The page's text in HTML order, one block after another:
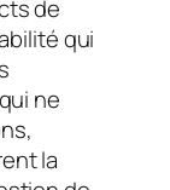
de
qui
ne
la